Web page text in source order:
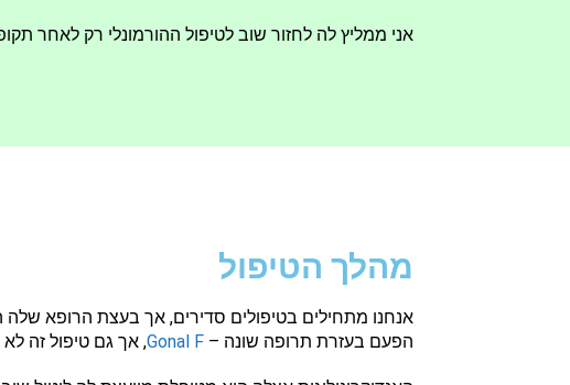
אני ממליץ לה לחזור שוב לטיפול ההורמונלי רק לאחר
מהלך הטיפול
אנחנו מתחילים בטיפולים סדירים, אך בעצת הרופא
הפעם בעזרת תרופה שונה – Gonal F, אך גם טיפול זה